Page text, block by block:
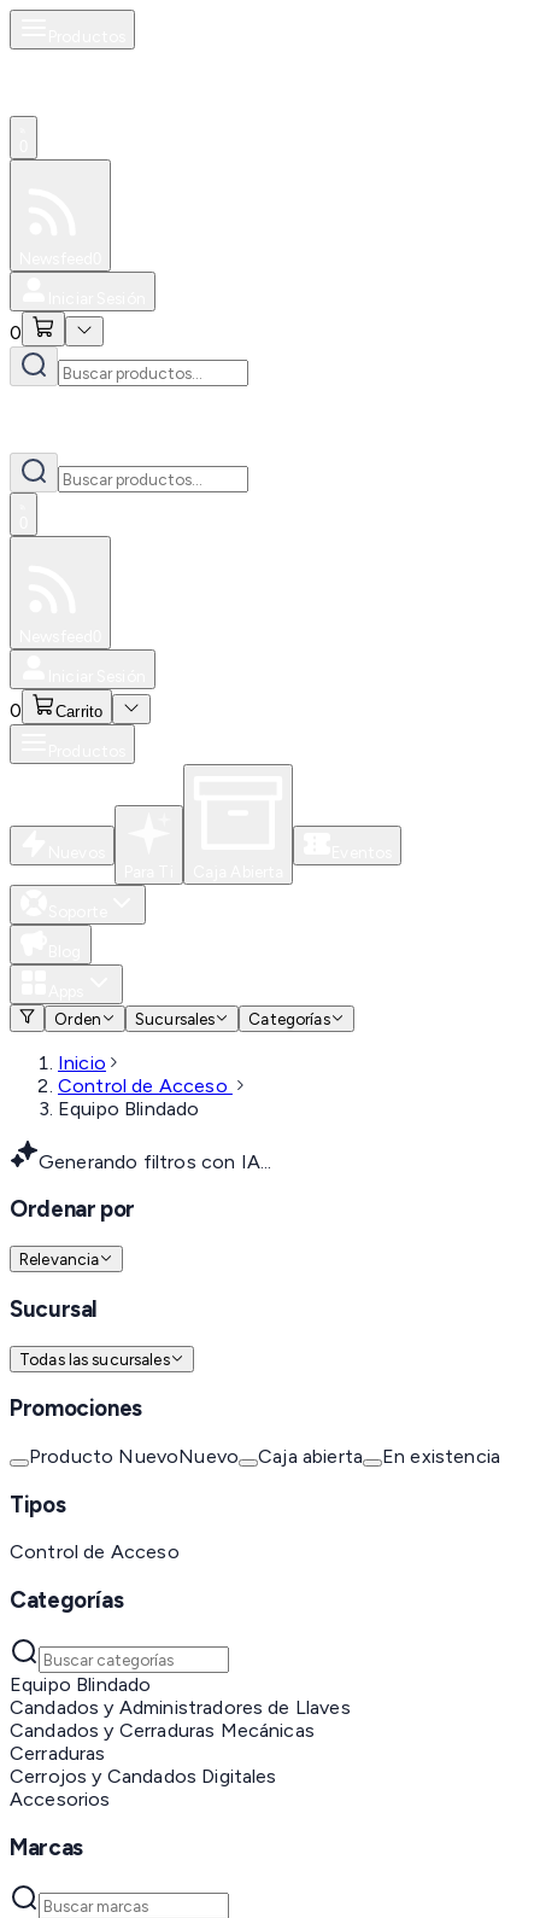
0
0 Carrito
Orden
Sucursales Categorías
Inicio
Control de Acceso
Equipo Blindado
Generando filtros con IA...
Ordenar por
Relevancia
Sucursal
Todas las sucursales
Promociones
Producto NuevoNuevo Caja abierta En existencia
Tipos
Control de Acceso
Categorías
Equipo Blindado
Candados y Administradores de Llaves
Candados y Cerraduras Mecánicas
Cerraduras
Cerrojos y Candados Digitales
Accesorios
Marcas